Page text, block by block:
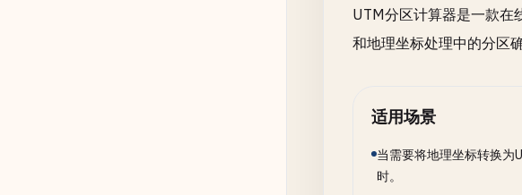
UTM分区计算器是一款在
和地理坐标处理中的分区
适用场景
当需要将地理坐标转换为
时。